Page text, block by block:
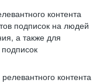
контента
подписок на людей
а также для
контента